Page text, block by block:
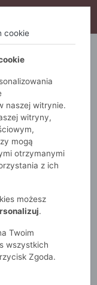
(KOD: S15)
i t-shirty
cookie
naszej witrynie.
witryny,
mogą
otrzymanymi
z ich
możesz
.
Twoim
wszystkich
Zgoda.